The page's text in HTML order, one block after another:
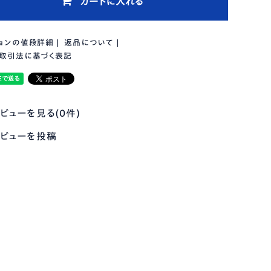
ンの値段詳細 |返品について
引法に基づく表記
ビューを見る(0件)
ビューを投稿